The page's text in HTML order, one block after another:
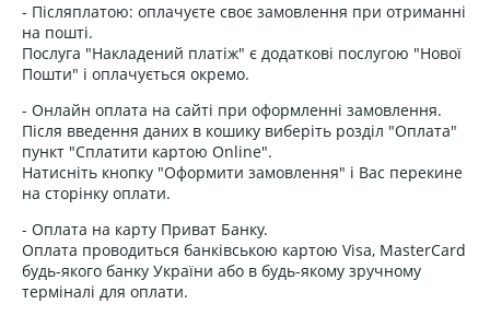
- Післяплатою: оплачуєте своє замовлення при отриманні
на пошті.
Послуга "Накладений платіж" є додаткові послугою "Нової
Пошти" і оплачується окремо.
- Онлайн оплата на сайті при оформленні замовлення.
Після введення даних в кошику виберіть розділ "Оплата"
пункт "Сплатити картою Online".
Натисніть кнопку "Оформити замовлення" і Вас перекине
на сторінку оплати.
- Оплата на карту Приват Банку.
Оплата проводиться банківською картою Visa, MasterCard
будь-якого банку України або в будь-якому зручному
терміналі для оплати.